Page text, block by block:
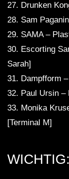
27. Drunken
28. Sam
29. SAMA –
30. Escorting
Sarah]
31. Dampfform
32. Paul Ursin
33. Monika
[Terminal M]
WICHTIG: